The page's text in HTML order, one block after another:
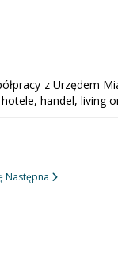
z Urzędem
handel, living
Następna